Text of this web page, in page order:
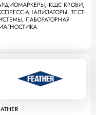
КЩС КРОВИ,
АНАЛИЗАТОРЫ, ТЕСТ-
ЛАБОРАТОРНАЯ